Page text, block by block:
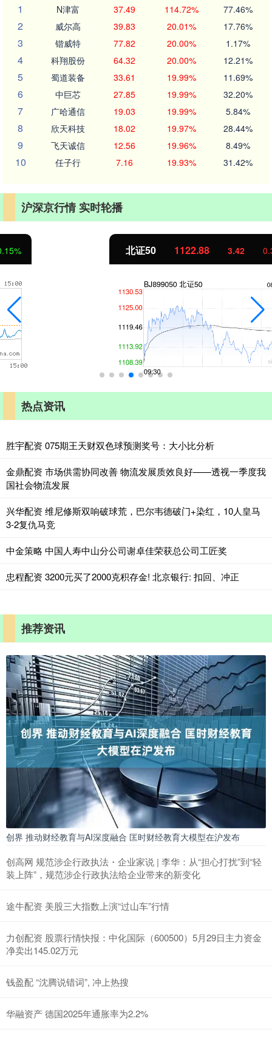
1
N津富 37.49 114.72% 77.46%
2 威尔高 39.83 20.01% 17.76%
3 锴威特 77.82 20.00% 1.17%
4 科翔股份 64.32 20.00% 12.21%
5 蜀道装备 33.61 19.99% 11.69%
6 中巨芯 27.85 19.99% 32.20%
7 广哈通信 19.03 19.99% 5.84%
8 欣天科技 18.02 19.97% 28.44%
9 飞天诚信 12.56 19.96% 8.49%
10 任子行 7.16 19.93% 31.42%
沪深京行情 实时轮播
1122.88 0.30%
热点资讯
胜宇配资 075期王天财双色球预测奖号：大小比分析
金鼎配资 市场供需协同改善 物流发展质效良好——透视一季度我
国社会物流发展
兴华配资 维尼修斯双响破球荒，巴尔韦德破门+染红，10人皇马
3-2复仇马竞
中金策略 中国人寿中山分公司谢卓佳荣获总公司工匠奖
忠程配资 3200元买了2000克积存金! 北京银行: 扣回、冲正
推荐资讯
创界 推动财经教育与AI深度融合 匡时财经教育大模型在沪发布
创高网 规范涉企行政执法・企业家说 | 李华：从“担心打扰”到“轻
装上阵”，规范涉企行政执法给企业带来的新变化
途牛配资 美股三大指数上演“过山车”行情
力创配资 股票行情快报：中化国际（600500）5月29日主力资金
净卖出145.02万元
钱盈配 “沈腾说错词”, 冲上热搜
华融资产 德国2025年通胀率为2.2%